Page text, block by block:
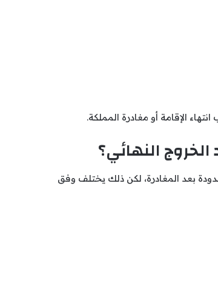
الإقامة أو مغادرة المملكة.
النهائي؟
بعد المغادرة، لكن ذلك يختلف وفق